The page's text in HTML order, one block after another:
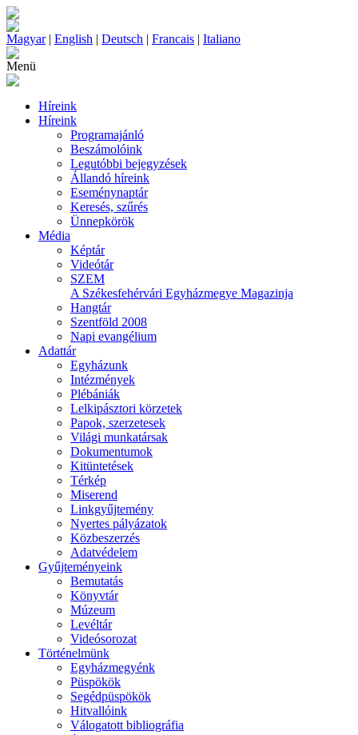
Magyar| English | Deutsch | Francais | Italiano
Menü
Híreink
Híreink
Programajánló
Beszámolóink
Legutóbbi bejegyzések
Állandó híreink
Eseménynaptár
Keresés, szűrés
Ünnepkörök
Média
Képtár
Videótár
SZEM
A Székesfehérvári Egyházmegye Magazinja
Hangtár
Szentföld 2008
Napi evangélium
Adattár
Egyházunk
Intézmények
Plébániák
Lelkipásztori körzetek
Papok, szerzetesek
Világi munkatársak
Dokumentumok
Kitüntetések
Térkép
Miserend
Linkgyűjtemény
Nyertes pályázatok
Közbeszerzés
Adatvédelem
Gyűjteményeink
Bemutatás
Könyvtár
Múzeum
Levéltár
Videósorozat
Történelmünk
Egyházmegyénk
Püspökök
Segédpüspökök
Hitvallóink
Válogatott bibliográfia